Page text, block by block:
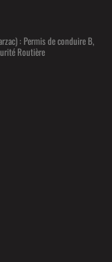
: Permis de conduire B,
Routière